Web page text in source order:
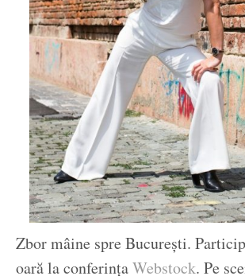
Zbor mâine spre București.
oară la conferințaWebstock. Pe